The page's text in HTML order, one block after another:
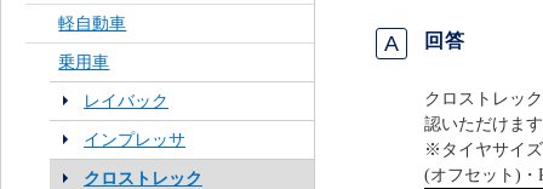
軽自動車
乗用車
レイバック
インプレッサ
クロストレック
回答
クロストレッ
認いただけま
※タイヤサイ
(オフセット)・